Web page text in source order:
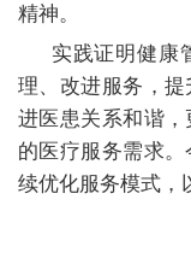
精神。
实践证明健康
理、改进服务，
进医患关系和谐
的医疗服务需求
续优化服务模式，